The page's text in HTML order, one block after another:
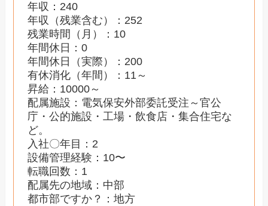
年収：240
年収（残業含む）：252
残業時間（月）：10
年間休日：0
年間休日（実際）：200
有休消化（年間）：11～
昇給：10000～
配属施設：電気保安外部委託受注～官公
庁・公的施設・工場・飲食店・集合住宅な
ど。
入社〇年目：2
設備管理経験：10〜
転職回数：1
配属先の地域：中部
都市部ですか？：地方